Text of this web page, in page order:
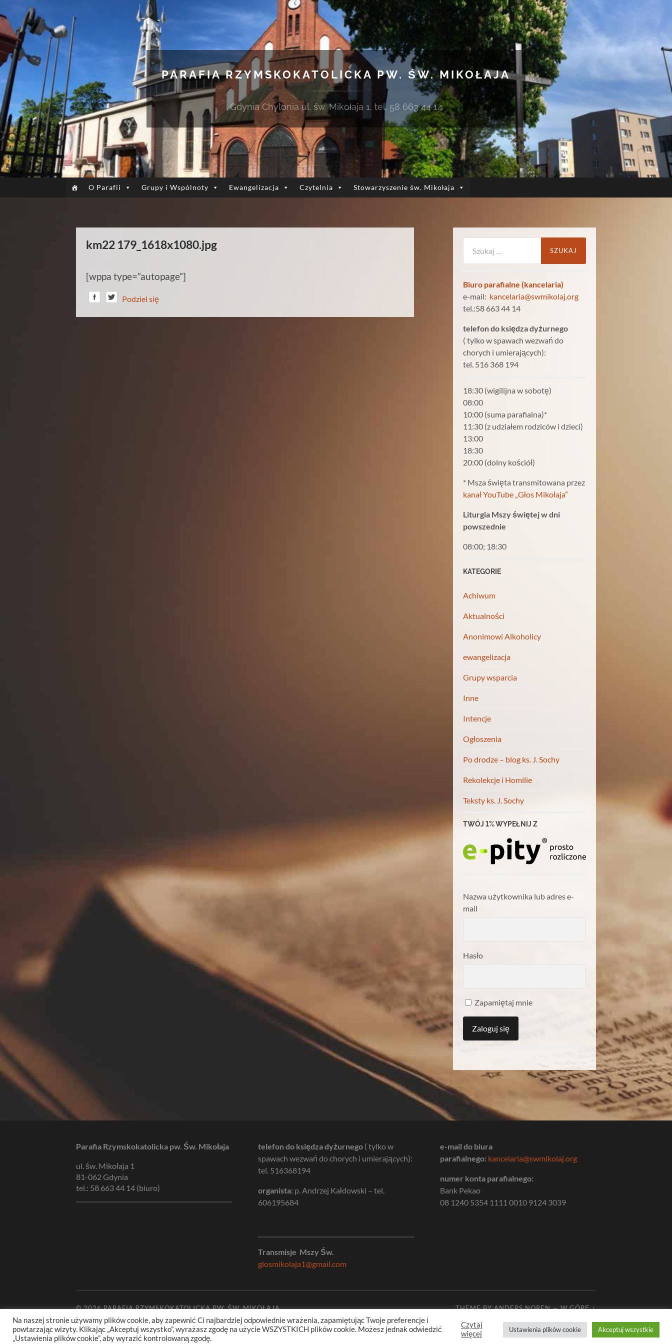
PARAFIA RZYMSKOKATOLICKA PW. ŚW. MIKOŁAJA
Gdynia Chylonia ul. św. Mikołaja 1, tel. 58 663 44 14
O Parafii Grupy i Wspólnoty Ewangelizacja Czytelnia Stowarzyszenie św. Mikołaja
km22 179_1618x1080.jpg
[wppa type=”autopage”]
Podziel się
Biuro parafialne (kancelaria)
e-mail: kancelaria@swmikolaj.org
tel.:58 663 44 14
telefon do księdza dyżurnego
( tylko w spawach wezwań do
chorych i umierających):
tel. 516 368 194
18:30 (wigilijna w sobotę)
08:00
10:00 (suma parafialna)*
11:30 (z udziałem rodziców i dzieci)
13:00
18:30
20:00 (dolny kościół)
* Msza święta transmitowana przez
kanał YouTube „Głos Mikołaja”
Liturgia Mszy świętej w dni
powszednie
08:00; 18:30
KATEGORIE
Achiwum
Aktualności
Anonimowi Alkoholicy
ewangelizacja
Grupy wsparcia
Inne
Intencje
Ogłoszenia
Po drodze – blog ks. J. Sochy
Rekolekcje i Homilie
Teksty ks. J. Sochy
TWÓJ 1% WYPEŁNIJ Z
Nazwa użytkownika lub adres e-
mail
Hasło
Zapamiętaj mnie
Parafia Rzymskokatolicka pw. Św. Mikołaja
ul. św. Mikołaja 1
81-062 Gdynia
tel.: 58 663 44 14 (biuro)
telefon do księdza dyżurnego ( tylko w
spawach wezwań do chorych i umierających):
tel. 516368194
organista: p. Andrzej Kałdowski – tel.
606195684
Transmisje Mszy Św.
glosmikolaja1@gmail.com
e-mail do biura
parafialnego: kancelaria@swmikolaj.org
numer konta parafialnego:
Bank Pekao
08 1240 5354 1111 0010 9124 3039
© 2026PARAFIA RZYMSKOKATOLICKA PW. ŚW. MIKOŁAJA THEME BYANDERS NOREN—W GÓRĘ ↑
Na naszej stronie używamy plików cookie, aby zapewnić Ci najbardziej odpowiednie wrażenia, zapamiętując Twoje preferencje i
powtarzając wizyty. Klikając „Akceptuj wszystko”, wyrażasz zgodę na użycie WSZYSTKICH plików cookie. Możesz jednak odwiedzić
„Ustawienia plików cookie”, aby wyrazić kontrolowaną zgodę.
Czytaj
więcej
Ustawienia plików cookie Akceptuj wszystkie